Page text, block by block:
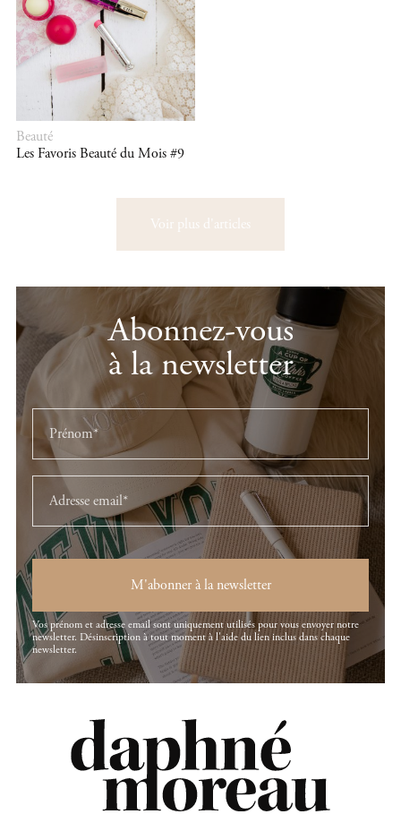
Beauté
Les Favoris Beauté du Mois #9
Voir plus d'articles
Abonnez-vous
à la newsletter
M'abonner à la newsletter
Vos prénom et adresse email sont uniquement utilisés pour vous envoyer notre
newsletter. Désinscription à tout moment à l'aide du lien inclus dans chaque
newsletter.